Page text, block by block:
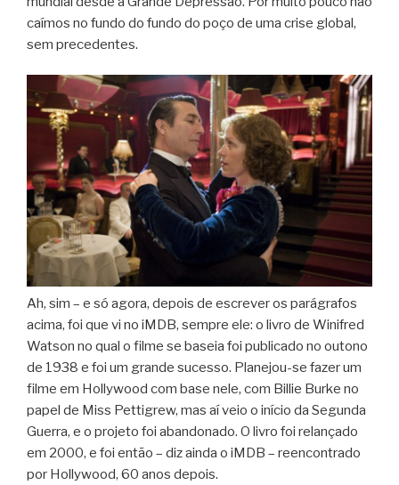
caímos no fundo do fundo do poço de uma crise global,
sem precedentes.
Ah, sim – e só agora, depois de escrever os parágrafos
acima, foi que vi no iMDB, sempre ele: o livro de Winifred
Watson no qual o filme se baseia foi publicado no outono
de 1938 e foi um grande sucesso. Planejou-se fazer um
filme em Hollywood com base nele, com Billie Burke no
papel de Miss Pettigrew, mas aí veio o início da Segunda
Guerra, e o projeto foi abandonado. O livro foi relançado
em 2000, e foi então – diz ainda o iMDB – reencontrado
por Hollywood, 60 anos depois.